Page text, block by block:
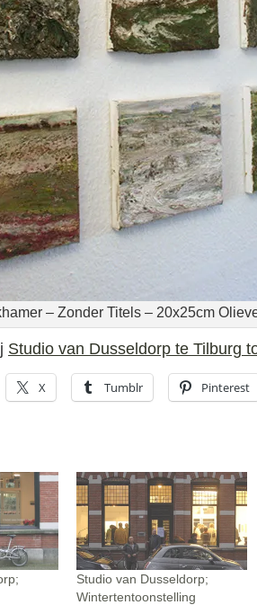
– Zonder Titels – 20x25cm
Studio van Dusseldorp te Tilburg
X Tumblr Pinterest
Studio van Dusseldorp;
Wintertentoonstelling